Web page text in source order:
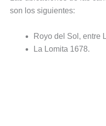
son los siguientes:
Royo del Sol, entre
La Lomita 1678.